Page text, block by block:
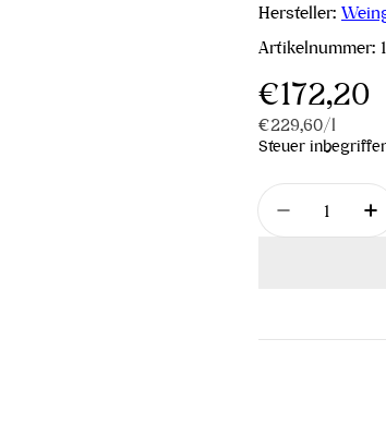
Hersteller:
Artikelnummer:
Regulärer
Preis
€172,20
Stückpreis
€229,60/pro
l
Steuer
Menge
Menge